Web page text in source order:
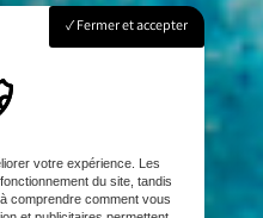
Fermer et accepter
votre expérience. Les
du site, tandis
comprendre comment vous